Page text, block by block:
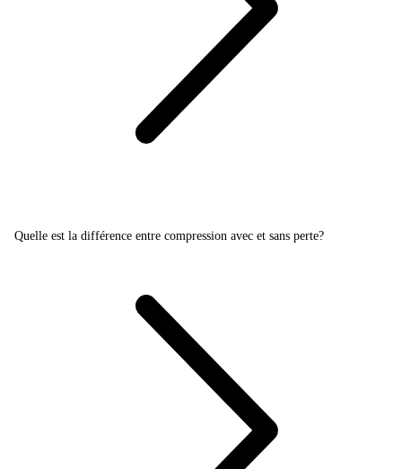
Quelle est la différence entre compression avec et sans perte?